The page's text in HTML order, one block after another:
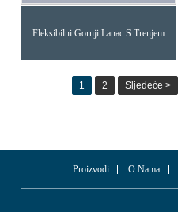
Fleksibilni Gornji Lanac S Trenjem
1 2 Sljedeće >
Proizvodi O Nama